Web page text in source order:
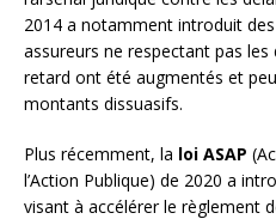
2014 a notamment introduit
assureurs ne respectant pas
retard ont été augmentés et
montants dissuasifs.
Plus récemment, la loi ASAP
l’Action Publique) de 2020 a
visant à accélérer le règlement